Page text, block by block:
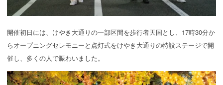
開催初日には、けやき大通りの一部区間を歩行者天国とし、17時30分か
らオープニングセレモニーと点灯式をけやき大通りの特設ステージで開
催し、多くの人で賑わいました。